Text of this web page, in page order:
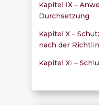
Kapitel IX –
Durchsetzung
Kapitel X –
nach der
Kapitel XI –